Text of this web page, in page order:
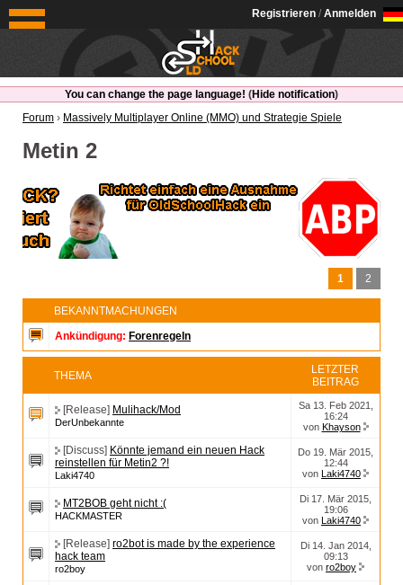
OldSchoolHack
Registrieren / Anmelden
You can change the page language! (Hide notification)
Forum › Massively Multiplayer Online (MMO) und Strategie Spiele
Metin 2
1 2
BEKANNTMACHUNGEN
Ankündigung: Forenregeln
THEMA
LETZTER
BEITRAG
[Release] Mulihack/Mod
DerUnbekannte
Sa 13. Feb 2021,
16:24
von Khayson
[Discuss] Könnte jemand ein neuen Hack
reinstellen für Metin2 ?!
Laki4740
Do 19. Mär 2015,
12:44
von Laki4740
MT2BOB geht nicht :(
HACKMASTER
Di 17. Mär 2015,
19:06
von Laki4740
[Release] ro2bot is made by the experience
hack team
ro2boy
Di 14. Jan 2014,
09:13
von ro2boy